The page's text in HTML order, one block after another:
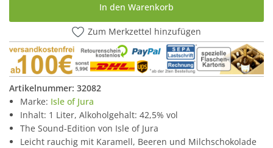
In den Warenkorb
Zum Merkzettel hinzufügen
Artikelnummer: 32082
Marke: Isle of Jura
Inhalt: 1 Liter, Alkoholgehalt: 42,5% vol
The Sound-Edition von Isle of Jura
Leicht rauchig mit Karamell, Beeren und Milchschokolade